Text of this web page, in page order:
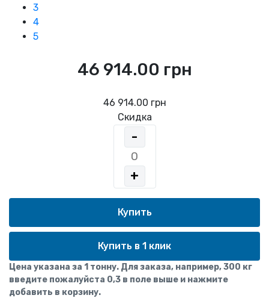
3
4
5
46 914.00 грн
46 914.00 грн
Скидка
-
+
Купить в 1 клик
Цена указана за 1 тонну. Для заказа, например, 300 кг
введите пожалуйста 0,3 в поле выше и нажмите
добавить в корзину.